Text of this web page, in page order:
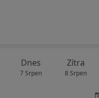
Dnes
7 Srpen
Zítra
8 Srpen